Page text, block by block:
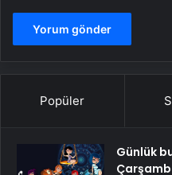
Popüler
Günlük